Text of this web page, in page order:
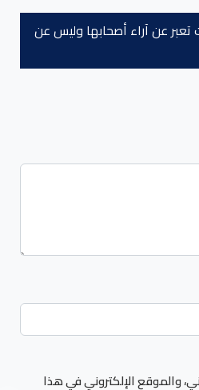
تعبر عن آراء أصحابها وليس عن
والموقع الإلكتروني في هذا